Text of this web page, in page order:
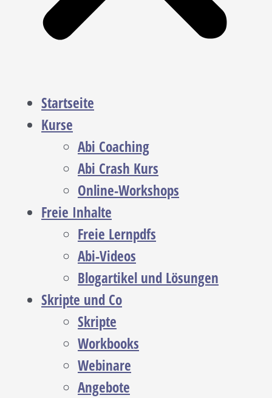
Startseite
Kurse
Abi Coaching
Abi Crash Kurs
Online-Workshops
Freie Inhalte
Freie Lernpdfs
Abi-Videos
Blogartikel und Lösungen
Skripte und Co
Skripte
Workbooks
Webinare
Angebote